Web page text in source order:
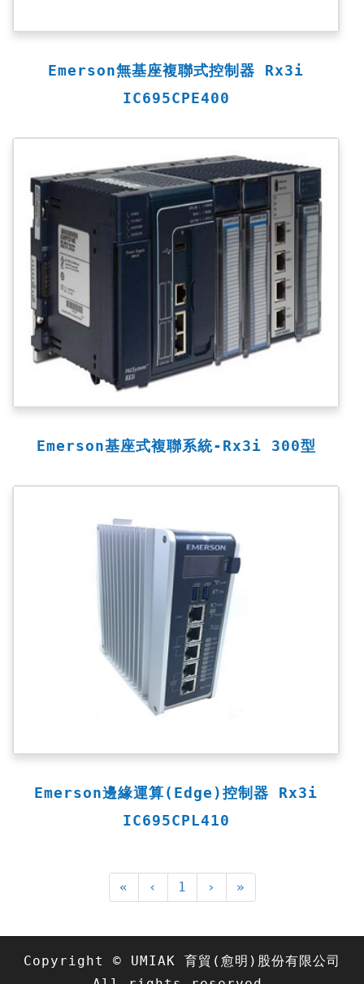
Emerson無基座複聯式控制器 Rx3i
IC695CPE400
Emerson基座式複聯系統-Rx3i 300型
Emerson邊緣運算(Edge)控制器 Rx3i
IC695CPL410
« ‹ 1 › »
Copyright © UMIAK 育貿(愈明)股份有限公司